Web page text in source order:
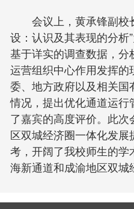
会议上，黄承锋副校
设：认识及其表现的分析
基于详实的调查数据，
运营组织中心作用发挥
委、地方政府以及相关
情况，提出优化通道运
了嘉宾的高度评价。此
区双城经济圈一体化发
考，开阔了我校师生的
海新通道和成渝地区双城